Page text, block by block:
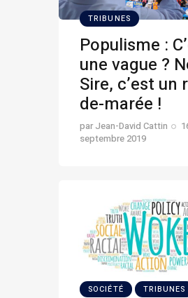
TRIBUNES
Populisme :
une vague ?
Sire, c’est un
de-marée !
parJean-David Cattin
septembre 2019
SOCIÉTÉ TRIBUNES